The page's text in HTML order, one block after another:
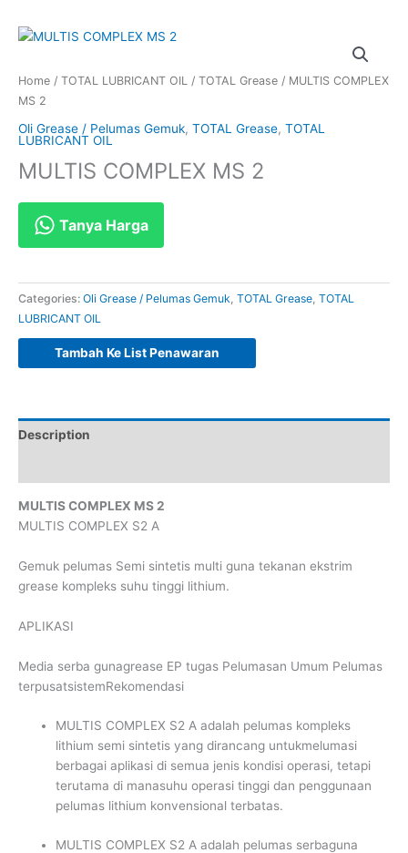
Home / TOTAL LUBRICANT OIL / TOTAL Grease / MULTIS COMPLEX
MS 2
Oli Grease / Pelumas Gemuk, TOTAL Grease, TOTAL
LUBRICANT OIL
MULTIS COMPLEX MS 2
Tanya Harga
Categories: Oli Grease / Pelumas Gemuk, TOTAL Grease, TOTAL
LUBRICANT OIL
Tambah Ke List Penawaran
Description
MULTIS COMPLEX MS 2
MULTIS COMPLEX S2 A
Gemuk pelumas Semi sintetis multi guna tekanan ekstrim
grease kompleks suhu tinggi lithium.
APLIKASI
Media serba gunagrease EP tugas Pelumasan Umum Pelumas
terpusatsistemRekomendasi
MULTIS COMPLEX S2 A adalah pelumas kompleks
lithium semi sintetis yang dirancang untukmelumasi
berbagai aplikasi di semua jenis kondisi operasi, tetapi
terutama di manasuhu operasi tinggi dan penggunaan
pelumas lithium konvensional terbatas.
MULTIS COMPLEX S2 A adalah pelumas serbaguna